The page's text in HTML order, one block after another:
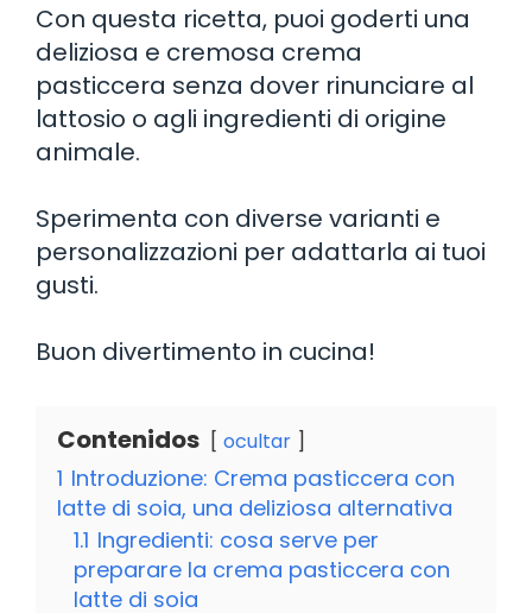
Con questa ricetta, puoi goderti una
deliziosa e cremosa crema
pasticcera senza dover rinunciare al
lattosio o agli ingredienti di origine
animale.
Sperimenta con diverse varianti e
personalizzazioni per adattarla ai tuoi
gusti.
Buon divertimento in cucina!
Contenidos ocultar
1 Introduzione: Crema pasticcera con
latte di soia, una deliziosa alternativa
1.1 Ingredienti: cosa serve per
preparare la crema pasticcera con
latte di soia